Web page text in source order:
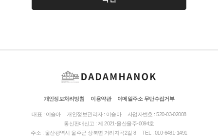
개인정보처리방침 이용약관 이메일주소 무단수집거부
대표 : 이슬아 개인정보관리자 : 이슬아
사업자번호 : 520-03-02008
통신판매신고 : 제 2021-울산울주-0094호
주소 : 울산광역시 울주군 상북면 거리지곡2길 8
TEL : 010-6481-1491